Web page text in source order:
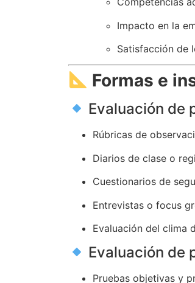
Impacto en la
Satisfacción de
Formas e
Evaluación de
Rúbricas de
Diarios de clase o
Cuestionarios de
Entrevistas o focus
Evaluación del clima
Evaluación de
Pruebas objetivas y